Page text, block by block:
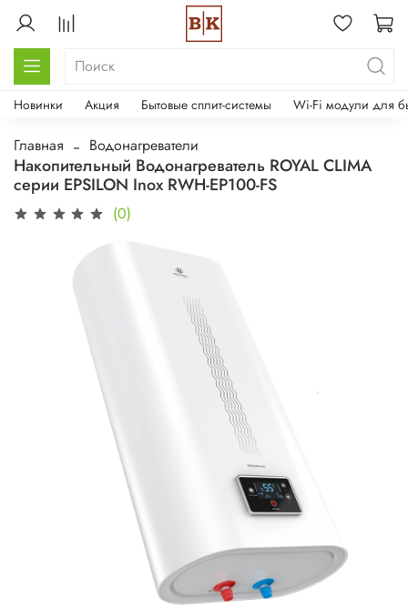
Новинки Акция Бытовые сплит-системы Wi-Fi модули для
Главная Водонагреватели
Накопительный Водонагреватель ROYAL CLIMA
серии EPSILON Inox RWH-EP100-FS
(0)